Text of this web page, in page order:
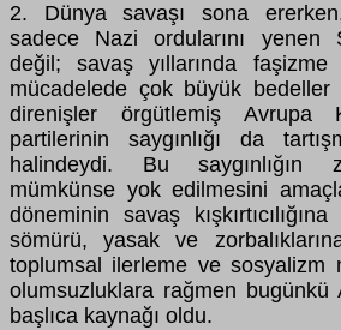
2. Dünya savaşı sona
sadece Nazi ordularını yenen
değil; savaş yıllarında
mücadelede çok büyük bedeller
direnişler örgütlemiş Avrupa
partilerinin saygınlığı da
halindeydi. Bu saygınlığın
mümkünse yok edilmesini amaç
döneminin savaş
sömürü, yasak ve
toplumsal ilerleme ve sosyalizm
olumsuzluklara rağmen bugünkü
başlıca kaynağı oldu.